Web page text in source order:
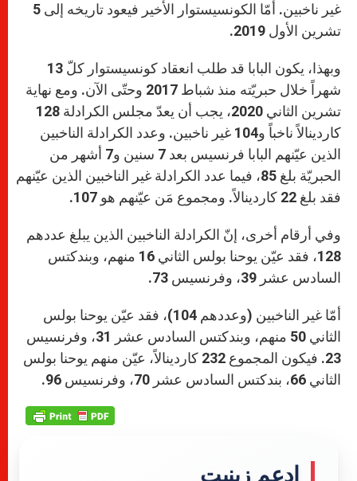
غير ناخبين. أمّا الكونسيستوار الأخير فيعود تاريخه إلى 5
تشرين الأول 2019.
وبهذا، يكون البابا قد طلب انعقاد كونسيستوار كلّ 13
شهراً خلال حبريّته منذ شباط 2017 وحتّى الآن. ومع نهاية
تشرين الثاني 2020، يجب أن يعدّ مجلس الكرادلة 128
كاردينالاً ناخباً و104 غير ناخبين. وعدد الكرادلة الناخبين
الذين عيّنهم البابا فرنسيس بعد 7 سنين و7 أشهر من
الحبريّة بلغ 85، فيما عدد الكرادلة غير الناخبين الذين عيّنهم
فقد بلغ 22 كاردينالاً. ومجموع مَن عيّنهم هو 107.
وفي أرقام أخرى، إنّ الكرادلة الناخبين الذين يبلغ عددهم
128، فقد عيّن يوحنا بولس الثاني 16 منهم، وبندكتس
السادس عشر 39، وفرنسيس 73.
أمّا غير الناخبين (وعددهم 104)، فقد عيّن يوحنا بولس
الثاني 50 منهم، وبندكتس السادس عشر 31، وفرنسيس
23. فيكون المجموع 232 كاردينالاً، عيّن منهم يوحنا بولس
الثاني 66، بندكتس السادس عشر 70، وفرنسيس 96.
إدعم زينيت